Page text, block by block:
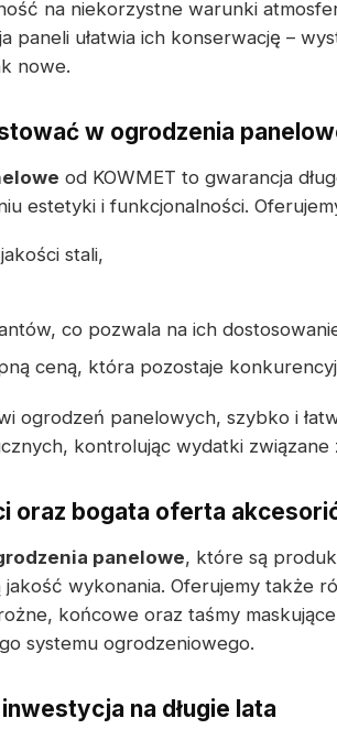
na niekorzystne warunki
paneli ułatwia ich konserwację –
nowe.
w ogrodzenia
od KOWMET to gwarancja
estetyki i funkcjonalności.
stali,
co pozwala na ich
ceną, która pozostaje
ogrodzeń panelowych, szybko i
kontrolując wydatki związane
oraz bogata oferta
panelowe, które są
wykonania. Oferujemy także
końcowe oraz taśmy
systemu ogrodzeniowego.
na długie lata